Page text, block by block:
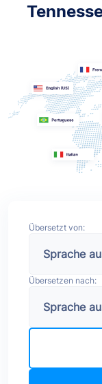
Übersetzt von:
Übersetzen nach: